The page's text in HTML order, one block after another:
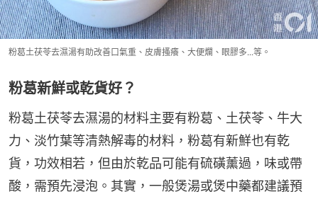
粉葛土茯苓去濕湯有助改善口氣重、皮膚搔癢、大便爛、眼膠多...等。
粉葛新鮮或乾貨好？
粉葛土茯苓去濕湯的材料主要有粉葛、土茯苓、牛大
力、淡竹葉等清熱解毒的材料，粉葛有新鮮也有乾
貨，功效相若，但由於乾品可能有硫磺薰過，味或帶
酸，需預先浸泡。其實，一般煲湯或煲中藥都建議預